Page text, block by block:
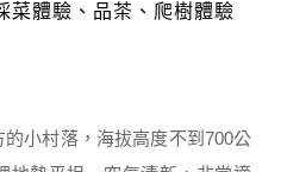
菜體驗、品茶、爬樹體驗
小村落，海拔高度不到700公